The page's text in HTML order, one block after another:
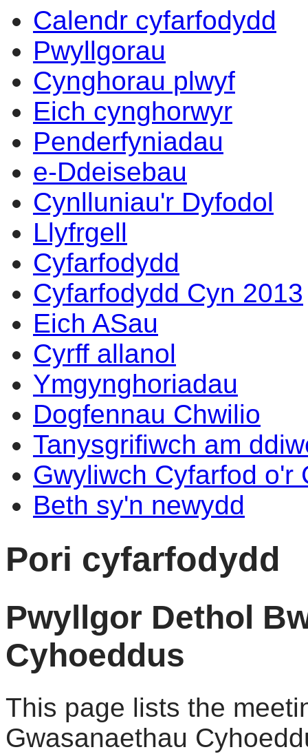
Calendr cyfarfodydd
Pwyllgorau
Cynghorau plwyf
Eich cynghorwyr
Penderfyniadau
e-Ddeisebau
Cynlluniau'r Dyfodol
Llyfrgell
Cyfarfodydd
Cyfarfodydd Cyn 2013
Eich ASau
Cyrff allanol
Ymgynghoriadau
Dogfennau Chwilio
Tanysgrifiwch am
Gwyliwch Cyfarfod o'r
Beth sy'n newydd
Pori cyfarfodydd
Pwyllgor Dethol
Cyhoeddus
This page lists the
Gwasanaethau